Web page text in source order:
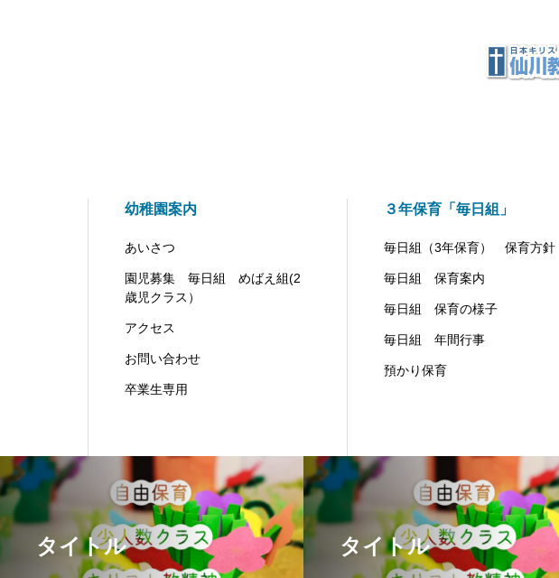
幼稚園案内
あいさつ
園児募集 毎日組 めばえ組(2
歳児クラス）
アクセス
お問い合わせ
卒業生専用
３年保育「毎日組」
毎日組（3年保育） 保育方針
毎日組 保育案内
毎日組 保育の様子
毎日組 年間行事
預かり保育
タイトル タイトル